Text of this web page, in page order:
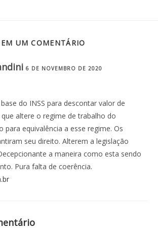
UM COMENTÁRIO
6 DE NOVEMBRO DE 2020
do INSS para descontar valor de
altere o regime de trabalho do
para equivalência a esse regime. Os
seu direito. Alterem a legislação
a maneira como esta sendo
Pura falta de coerência.